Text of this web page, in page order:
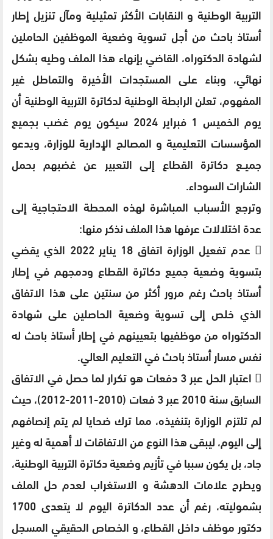
التربية الوطنية و النقابات الأكثر تمثيلية ومآل تنزيل إطار
أستاذ باحث من أجل تسوية وضعية الموظفين الحاملين
لشهادة الدكتوراه، القاضي بإنهاء هذا الملف وطيه بشكل
نهائي، وبناء على المستجدات الأخيرة والتماطل غير
المفهوم، تعلن الرابطة الوطنية لدكاترة التربية الوطنية أن
يوم الخميس 1 فبراير 2024 سيكون يوم غضب بجميع
المؤسسات التعليمية و المصالح الإدارية للوزارة، ويدعو
جميــع دكاترة القطاع إلى التعبير عن غضبهم بحمل
الشارات السوداء.
وترجع الأسباب المباشرة لهذه المحطة الاحتجاجية إلى
عدة اختلالات عرفها هذا الملف نذكر منها:
 عدم تفعيل الوزارة اتفاق 18 يناير 2022 الذي يقضي
بتسوية وضعية جميع دكاترة القطاع ودمجهم في إطار
أستاذ باحث رغم مرور أكثر من سنتين على هذا الاتفاق
الذي خلص إلى تسوية وضعية الحاصلين على شهادة
الدكتوراه من موظفيها بتعيينهم في إطار أستاذ باحث له
نفس مسار أستاذ باحث في التعليم العالي.
 اعتبار الحل عبر 3 دفعات هو تكرار لما حصل في الاتفاق
السابق سنة 2010 عبر 3 فعات (2010-2011-2012)، حيث
لم تلتزم الوزارة بتنفيذه، مما ترك ضحايا لم يتم إنصافهم
إلى اليوم، ليبقى هذا النوع من الاتفاقات لا أهمية له وغير
جاد، بل يكون سببا في تأزيم وضعية دكاترة التربية الوطنية،
ويطرح علامات الدهشة و الاستغراب لعدم حل الملف
بشموليته، رغم أن عدد الدكاترة اليوم لا يتعدى 1700
دكتور موظف داخل القطاع، و الخصاص الحقيقي المسجل